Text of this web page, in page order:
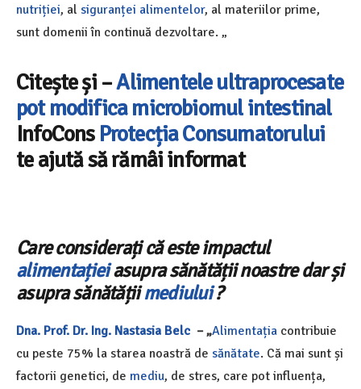
nutriției, al siguranței alimentelor, al materiilor prime,
sunt domenii în continuă dezvoltare. „
Citește și –Alimentele ultraprocesate
pot modifica microbiomul intestinal
InfoCons Protecția Consumatorului
te ajută să rămâi informat
Care considerați că este impactul
alimentațieiasupra sănătății noastre dar și
asupra sănătățiimediului?
Dna. Prof. Dr. Ing. Nastasia Belc – „Alimentația contribuie
cu peste 75% la starea noastră de sănătate. Că mai sunt și
factorii genetici, de mediu, de stres, care pot influența,